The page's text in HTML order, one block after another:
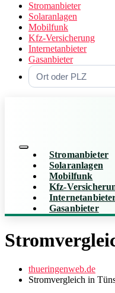
Stromanbieter
Solaranlagen
Mobilfunk
Kfz-Versicherung
Internetanbieter
Gasanbieter
Stromanbieter
Solaranlagen
Mobilfunk
Kfz-
Gasanbieter
thueringenweb.de
Stromvergleich in